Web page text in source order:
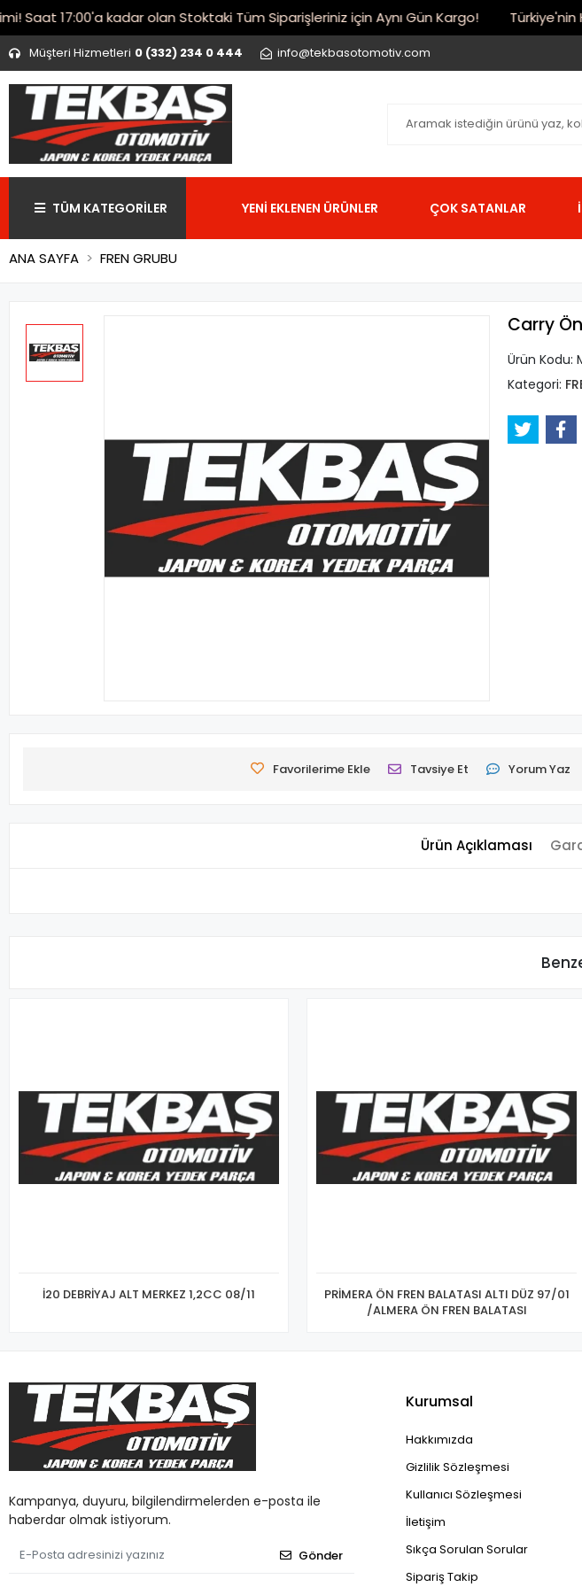
17:00'a kadar olan Stoktaki Tüm Siparişleriniz için Aynı Gün Kargo! Türkiye'nin
Müşteri Hizmetleri 0 (332) 234 0 444 info@tekbasotomotiv.com
TÜM KATEGORİLER YENİ EKLENEN ÜRÜNLER ÇOK SATANLAR
ANA SAYFA FREN GRUBU
Carry
Ürün Kodu:
Kategori:
Favorilerime Ekle Tavsiye Et Yorum Yaz
Ürün Açıklaması
İ20 DEBRİYAJ ALT MERKEZ 1,2CC 08/11
PRİMERA ÖN FREN BALATASI ALTI DÜZ 97/01
/ALMERA ÖN FREN BALATASI
Kampanya, duyuru, bilgilendirmelerden e-posta ile
haberdar olmak istiyorum.
Gönder
Kurumsal
Hakkımızda
Gizlilik Sözleşmesi
Kullanıcı Sözleşmesi
İletişim
Sıkça Sorulan Sorular
Sipariş Takip